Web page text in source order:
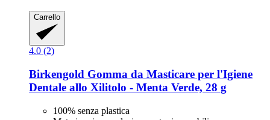
Carrello
4.0 (2)
Birkengold Gomma da Masticare per l'Igiene
Dentale allo Xilitolo -​ Menta Verde, 28 g
100% senza plastica